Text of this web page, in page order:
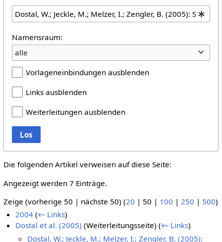
Namensraum:
alle
Vorlageneinbindungen ausblenden
Links ausblenden
Weiterleitungen ausblenden
Los
Die folgenden Artikel verweisen auf diese Seite:
Angezeigt werden 7 Einträge.
Zeige (vorherige 50 | nächste 50) (20 | 50 | 100 | 250 | 500)
2004 (← Links)
Dostal et al. (2005) (Weiterleitungsseite)(← Links)
Dostal, W.; Jeckle, M.; Melzer, I.; Zengler, B. (2005):